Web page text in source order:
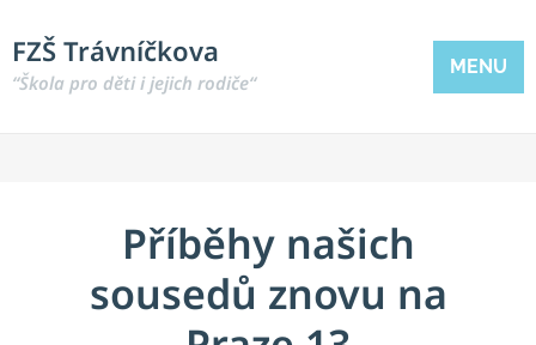
FZŠ Trávníčkova
“Škola pro děti i jejich rodiče“
MENU
Příběhy našich
sousedů znovu na